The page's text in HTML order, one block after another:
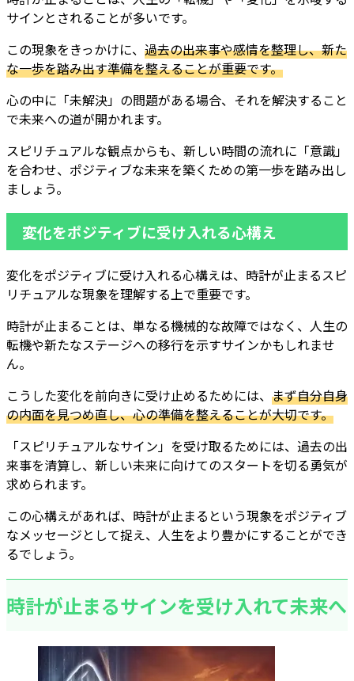
サインとされることが多いです。
この現象をきっかけに、 過去の出来事や感情を整理し、新た
な一歩を踏み出す準備を整えることが重要です。
心の中に「未解決」の問題がある場合、それを解決すること
で未来への道が開かれます。
スピリチュアルな観点からも、新しい時間の流れに「意識」
を合わせ、ポジティブな未来を築くための第一歩を踏み出し
ましょう。
変化をポジティブに受け入れる心構え
変化をポジティブに受け入れる心構えは、時計が止まるスピ
リチュアルな現象を理解する上で重要です。
時計が止まることは、単なる機械的な故障ではなく、人生の
転機や新たなステージへの移行を示すサインかもしれませ
ん。
こうした変化を前向きに受け止めるためには、 まず自分自身
の内面を見つめ直し、心の準備を整えることが大切です。
「スピリチュアルなサイン」を受け取るためには、過去の出
来事を清算し、新しい未来に向けてのスタートを切る勇気が
求められます。
この心構えがあれば、時計が止まるという現象をポジティブ
なメッセージとして捉え、人生をより豊かにすることができ
るでしょう。
時計が止まるサインを受け入れて未来へ